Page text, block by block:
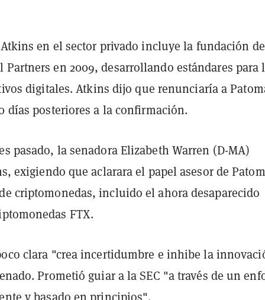
en el sector privado incluye la fundación de
Partners en 2009, desarrollando estándares para
digitales. Atkins dijo que renunciaría a
días posteriores a la confirmación.
pasado, la senadora Elizabeth Warren (D-MA)
exigiendo que aclarara el papel asesor de
criptomonedas, incluido el ahora desaparecido
FTX.
clara "crea incertidumbre e inhibe la
Prometió guiar a la SEC "a través de un
y basado en principios".